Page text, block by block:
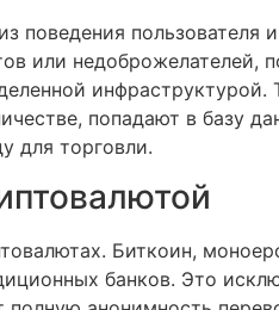
поведения пользователя
или недоброжелателей,
инфраструктурой.
попадают в базу
для торговли.
Биткоин,
банков. Это